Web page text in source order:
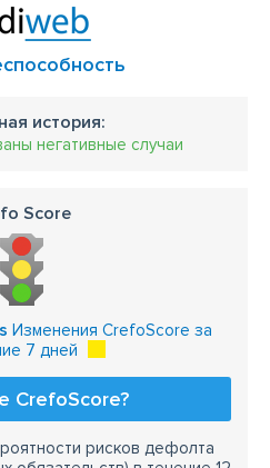
история:
негативные случаи
Score
Изменения CrefoScore за
7 дней
CrefoScore?
рисков дефолта